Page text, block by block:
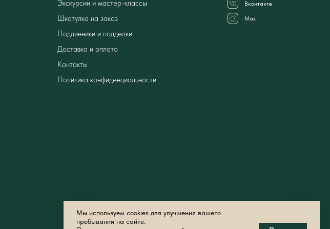
Вконтакте
Мах
Контакты
Экскурсии и мастер-классы
Подлинники и подделки
Доставка и оплата
Шкатулка на заказ
Политика конфиденциальности
Мы используем cookies для улучшения вашего
пребывания на сайте.